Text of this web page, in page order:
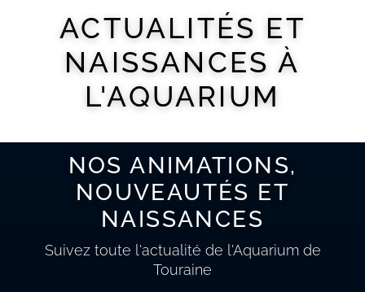
ACTUALITÉS ET
NAISSANCES À
L'AQUARIUM
NOS ANIMATIONS,
NOUVEAUTÉS ET
NAISSANCES
Suivez toute l'actualité de l'Aquarium de
Touraine